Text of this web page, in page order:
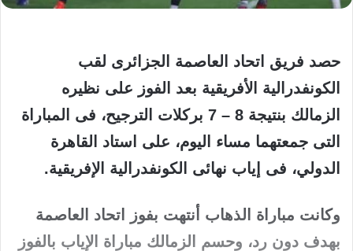
حصد فريق اتحاد العاصمة الجزائرى لقب
الكونفدرالية الأفريقية بعد الفوز على نظيره
الزمالك بنتيجة 8 – 7 بركلات الترجيح، فى المباراة
التى جمعتهما مساء اليوم، على استاد القاهرة
الدولي، فى إياب نهائى الكونفدرالية الإفريقية.
وكانت مباراة الذهاب أنتهت بفوز اتحاد العاصمة
بهدف دون رد، وحسم الزمالك مباراة الإياب بالفوز